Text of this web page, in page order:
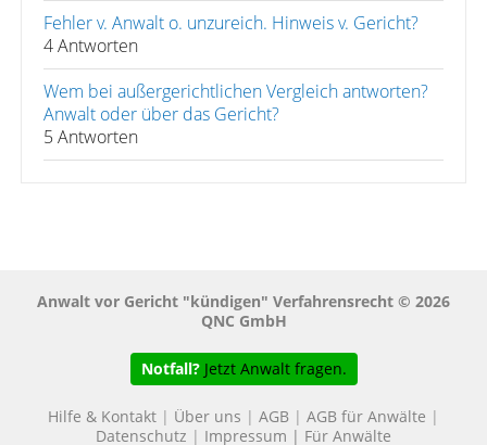
Fehler v. Anwalt o. unzureich. Hinweis v. Gericht?
4 Antworten
Wem bei außergerichtlichen Vergleich antworten?
Anwalt oder über das Gericht?
5 Antworten
Anwalt vor Gericht "kündigen" Verfahrensrecht © 2026
QNC GmbH
Notfall? Jetzt Anwalt fragen.
Hilfe & Kontakt | Über uns | AGB | AGB für Anwälte |
Datenschutz | Impressum | Für Anwälte